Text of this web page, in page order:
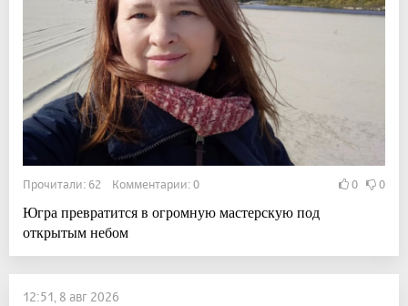
Прочитали: 62 Комментарии: 0 0 0
Югра превратится в огромную мастерскую под
открытым небом
12:51, 8 авг 2026